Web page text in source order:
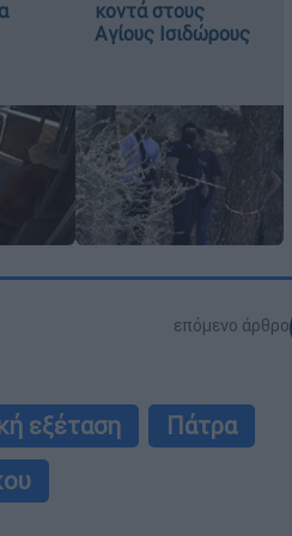
κοντά στους
Αγίους Ισιδώρους
επόμενο άρθρο
εξέταση
Πάτρα